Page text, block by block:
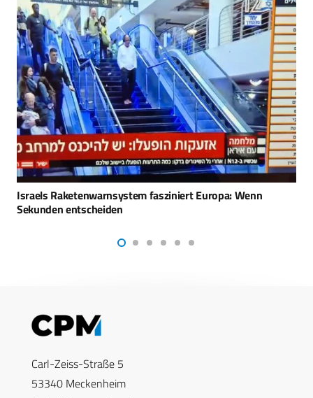
Enforce Tac: Leichte und kleine Waffenstationen
Carl-Zeiss-Straße 5
53340 Meckenheim